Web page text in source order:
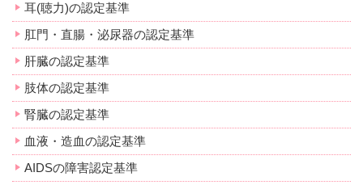
耳(聴力)の認定基準
肛門・直腸・泌尿器の認定基準
肝臓の認定基準
肢体の認定基準
腎臓の認定基準
血液・造血の認定基準
AIDSの障害認定基準